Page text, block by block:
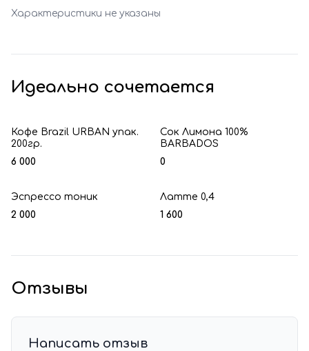
Характеристики не указаны
Идеально сочетается
Кофе Brazil URBAN упак.
200гр.
6 000
Сок Лимона 100%
BARBADOS
0
Эспрессо тоник
2 000
Латте 0,4
1 600
Отзывы
Написать отзыв